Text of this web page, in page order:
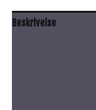
Beskrivelse